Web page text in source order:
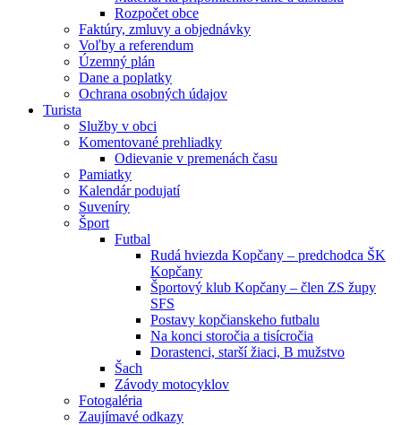
Rozpočet obce
Faktúry, zmluvy a objednávky
Voľby a referendum
Územný plán
Dane a poplatky
Ochrana osobných údajov
Turista
Služby v obci
Komentované prehliadky
Odievanie v premenách času
Pamiatky
Kalendár podujatí
Suveníry
Šport
Futbal
Rudá hviezda Kopčany – predchodca ŠK
Kopčany
Športový klub Kopčany – člen ZS župy
SFS
Postavy kopčianskeho futbalu
Na konci storočia a tisícročia
Dorastenci, starší žiaci, B mužstvo
Šach
Závody motocyklov
Fotogaléria
Zaujímavé odkazy